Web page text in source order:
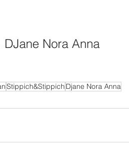
Nora Anna
Stippich&Stippich Djane Nora Anna